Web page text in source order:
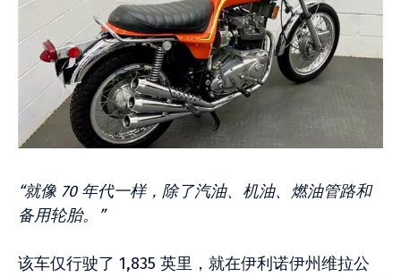
“就像 70 年代一样，除了汽油、机油、燃油管路和
备用轮胎。”
该车仅行驶了 1,835 英里，就在伊利诺伊州维拉公